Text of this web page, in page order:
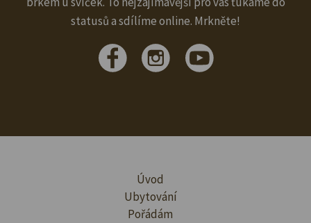
statusů a sdílíme online. Mrkněte!
Úvod
Ubytování
Pořádám